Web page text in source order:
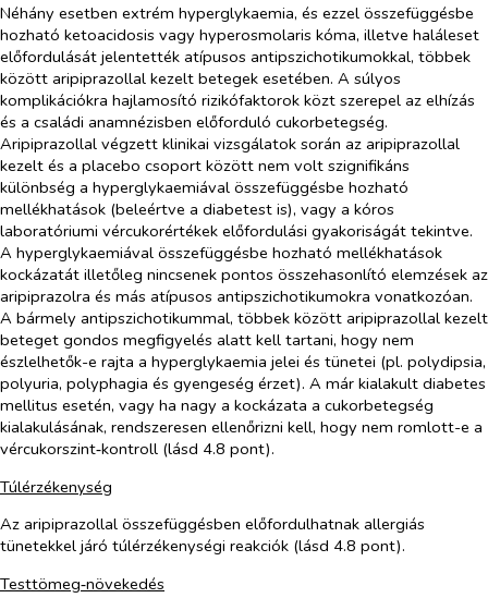
Néhány esetben extrém hyperglykaemia, és ezzel összefüggésbe
hozható ketoacidosis vagy hyperosmolaris kóma, illetve haláleset
előfordulását jelentették atípusos antipszichotikumokkal, többek
között aripiprazollal kezelt betegek esetében. A súlyos
komplikációkra hajlamosító rizikófaktorok közt szerepel az elhízás
és a családi anamnézisben előforduló cukorbetegség.
Aripiprazollal végzett klinikai vizsgálatok során az aripiprazollal
kezelt és a placebo csoport között nem volt szignifikáns
különbség a hyperglykaemiával összefüggésbe hozható
mellékhatások (beleértve a diabetest is), vagy a kóros
laboratóriumi vércukorértékek előfordulási gyakoriságát tekintve.
A hyperglykaemiával összefüggésbe hozható mellékhatások
kockázatát illetőleg nincsenek pontos összehasonlító elemzések az
aripiprazolra és más atípusos antipszichotikumokra vonatkozóan.
A bármely antipszichotikummal, többek között aripiprazollal kezelt
beteget gondos megfigyelés alatt kell tartani, hogy nem
észlelhetők-e rajta a hyperglykaemia jelei és tünetei (pl. polydipsia,
polyuria, polyphagia és gyengeség érzet). A már kialakult diabetes
mellitus esetén, vagy ha nagy a kockázata a cukorbetegség
kialakulásának, rendszeresen ellenőrizni kell, hogy nem romlott-e a
vércukorszint‑kontroll (lásd 4.8 pont).
Túlérzékenység
Az aripiprazollal összefüggésben előfordulhatnak allergiás
tünetekkel járó túlérzékenységi reakciók (lásd 4.8 pont).
Testtömeg‑növekedés